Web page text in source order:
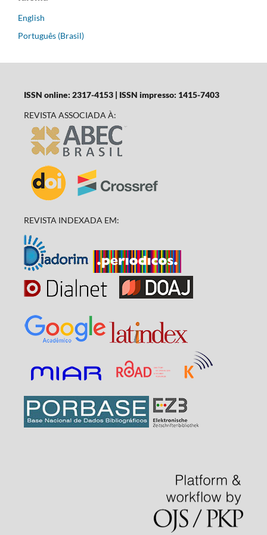
English
Português (Brasil)
ISSN online: 2317-4153 | ISSN impresso: 1415-7403
REVISTA ASSOCIADA À:
REVISTA INDEXADA EM: